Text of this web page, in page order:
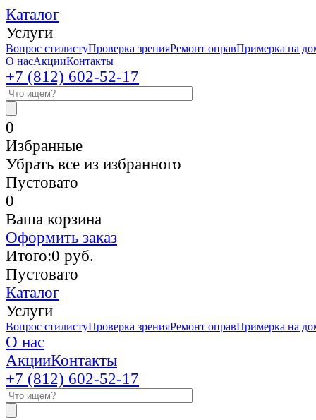
Каталог
Услуги
Вопрос стилистуПроверка зренияРемонт оправПримерка на
О насАкцииКонтакты
+7 (812) 602-52-17
0
Избранные
Убрать все из избранного
Пустовато
0
Ваша корзина
Оформить заказ
Итого:0 руб.
Пустовато
Каталог
Услуги
Вопрос стилистуПроверка зренияРемонт оправПримерка на
О нас
АкцииКонтакты
+7 (812) 602-52-17